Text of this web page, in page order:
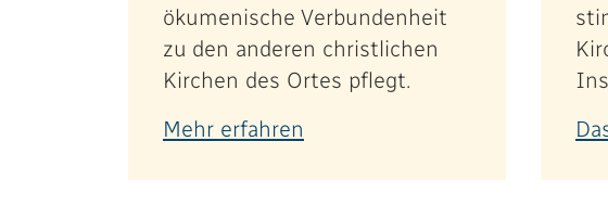
ökumenische Verbundenheit
zu den anderen christlichen
Kirchen des Ortes pflegt.
Mehr erfahren